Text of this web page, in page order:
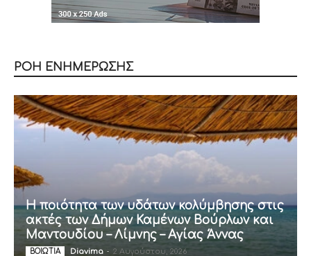
ΡΟΗ ΕΝΗΜΕΡΩΣΗΣ
Η ποιότητα των υδάτων κολύμβησης στις
ακτές των Δήμων Καμένων Βούρλων και
Μαντουδίου – Λίμνης – Αγίας Άννας
ΒΟΙΩΤΙΑ Diavima - 2 Αυγούστου, 2026